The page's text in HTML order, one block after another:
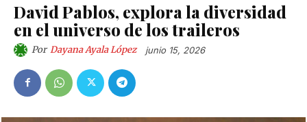
David Pablos, explora la diversidad
en el universo de los traileros
Por Dayana Ayala López junio 15, 2026